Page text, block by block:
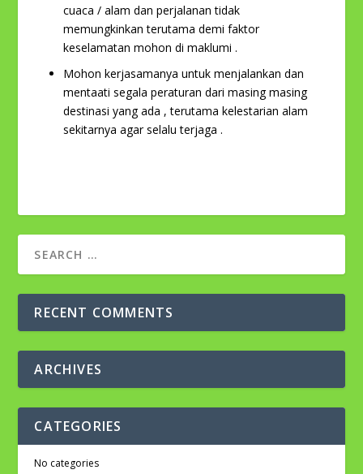
cuaca / alam dan perjalanan tidak
memungkinkan terutama demi faktor
keselamatan mohon di maklumi .
Mohon kerjasamanya untuk menjalankan dan
mentaati segala peraturan dari masing masing
destinasi yang ada , terutama kelestarian alam
sekitarnya agar selalu terjaga .
RECENT COMMENTS
ARCHIVES
CATEGORIES
No categories